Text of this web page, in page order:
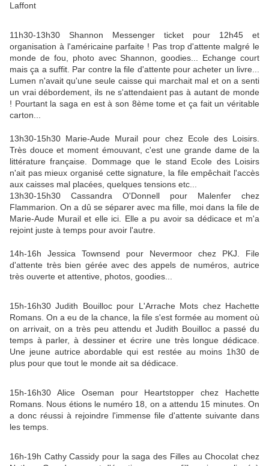
Laffont
11h30-13h30 Shannon Messenger ticket pour 12h45 et
organisation à l'américaine parfaite ! Pas trop d'attente malgré le
monde de fou, photo avec Shannon, goodies... Echange court
mais ça a suffit. Par contre la file d'attente pour acheter un livre...
Lumen n'avait qu'une seule caisse qui marchait mal et on a senti
un vrai débordement, ils ne s'attendaient pas à autant de monde
! Pourtant la saga en est à son 8ème tome et ça fait un véritable
carton...
13h30-15h30 Marie-Aude Murail pour chez Ecole des Loisirs.
Très douce et moment émouvant, c'est une grande dame de la
littérature française. Dommage que le stand Ecole des Loisirs
n'ait pas mieux organisé cette signature, la file empêchait l'accès
aux caisses mal placées, quelques tensions etc...
13h30-15h30 Cassandra O'Donnell pour Malenfer chez
Flammarion. On a dû se séparer avec ma fille, moi dans la file de
Marie-Aude Murail et elle ici. Elle a pu avoir sa dédicace et m'a
rejoint juste à temps pour avoir l'autre.
14h-16h Jessica Townsend pour Nevermoor chez PKJ. File
d'attente très bien gérée avec des appels de numéros, autrice
très ouverte et attentive, photos, goodies...
15h-16h30 Judith Bouilloc pour L'Arrache Mots chez Hachette
Romans. On a eu de la chance, la file s'est formée au moment où
on arrivait, on a très peu attendu et Judith Bouilloc a passé du
temps à parler, à dessiner et écrire une très longue dédicace.
Une jeune autrice abordable qui est restée au moins 1h30 de
plus pour que tout le monde ait sa dédicace.
15h-16h30 Alice Oseman pour Heartstopper chez Hachette
Romans. Nous étions le numéro 18, on a attendu 15 minutes. On
a donc réussi à rejoindre l'immense file d'attente suivante dans
les temps.
16h-19h Cathy Cassidy pour la saga des Filles au Chocolat chez